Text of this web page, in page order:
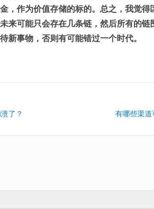
，作为价值存储的标的。总之，我觉
来可能只会存在几条链，然后所有的
新事物，否则有可能错过一个时代。
了？
篇：
有哪些渠道